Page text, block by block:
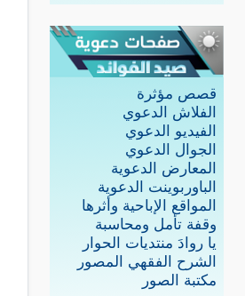
قصص مؤثرة
الفلاش الدعوي
الفيديو الدعوي
الجوال الدعوي
المعارض الدعوية
الباوربوينت الدعوية
المواقع الإباحية وأثرها
وقفة تأمل ومحاسبة
يا روادَ منتديات الحوار
الشرح الفقهي المصور
مكتبة الصور